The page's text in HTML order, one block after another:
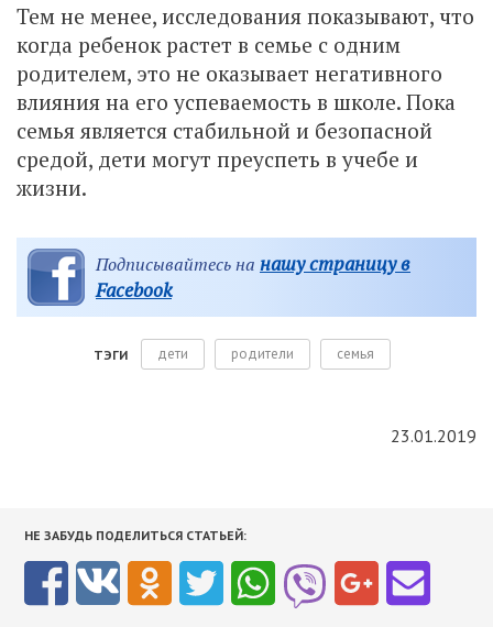
Тем не менее, исследования показывают, что
когда ребенок растет в семье с одним
родителем, это не оказывает негативного
влияния на его успеваемость в школе. Пока
семья является стабильной и безопасной
средой, дети могут преуспеть в учебе и
жизни.
Подписывайтесь на нашу страницу в
Facebook
ТЭГИ дети родители семья
23.01.2019
НЕ ЗАБУДЬ ПОДЕЛИТЬСЯ СТАТЬЕЙ: